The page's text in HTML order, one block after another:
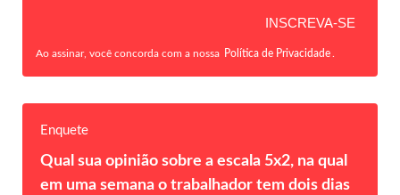
Ao assinar, você concorda com a nossa Política de Privacidade.
Enquete
Qual sua opinião sobre a escala 5x2, na qual
em uma semana o trabalhador tem dois dias